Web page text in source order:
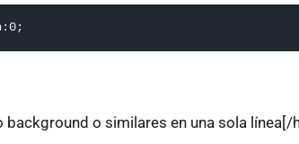
background o similares en una sola línea[/